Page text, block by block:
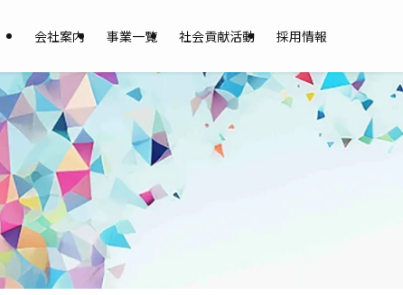
会社案内 事業一覧 社会貢献活動 採用情報